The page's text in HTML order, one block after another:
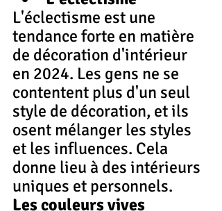
L'éclectisme est une
tendance forte en matière
de décoration d'intérieur
en 2024. Les gens ne se
contentent plus d'un seul
style de décoration, et ils
osent mélanger les styles
et les influences. Cela
donne lieu à des intérieurs
uniques et personnels.
Les couleurs vives